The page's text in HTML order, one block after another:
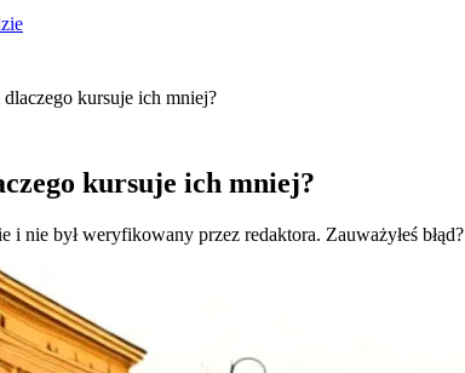
kursuje ich mniej?
kursuje ich mniej?
i nie był weryfikowany przez redaktora. Zauważyłeś błąd?